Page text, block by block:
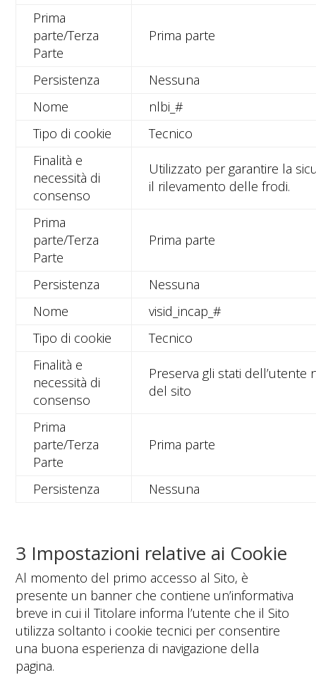
Prima
parte/Terza
Parte
Prima parte
Persistenza
Nessuna
Nome
nlbi_#
Tipo di cookie
Tecnico
Finalità e
necessità di
consenso
Utilizzato per garantire la
il rilevamento delle frodi.
Prima
parte/Terza
Parte
Prima parte
Persistenza
Nessuna
Nome
visid_incap_#
Tipo di cookie
Tecnico
Finalità e
necessità di
consenso
Preserva gli stati dell’utente
del sito
Prima
parte/Terza
Parte
Prima parte
Persistenza Nessuna
3 Impostazioni relative ai Cookie
Al momento del primo accesso al Sito, è
presente un banner che contiene un’informativa
breve in cui il Titolare informa l’utente che il Sito
utilizza soltanto i cookie tecnici per consentire
una buona esperienza di navigazione della
pagina.